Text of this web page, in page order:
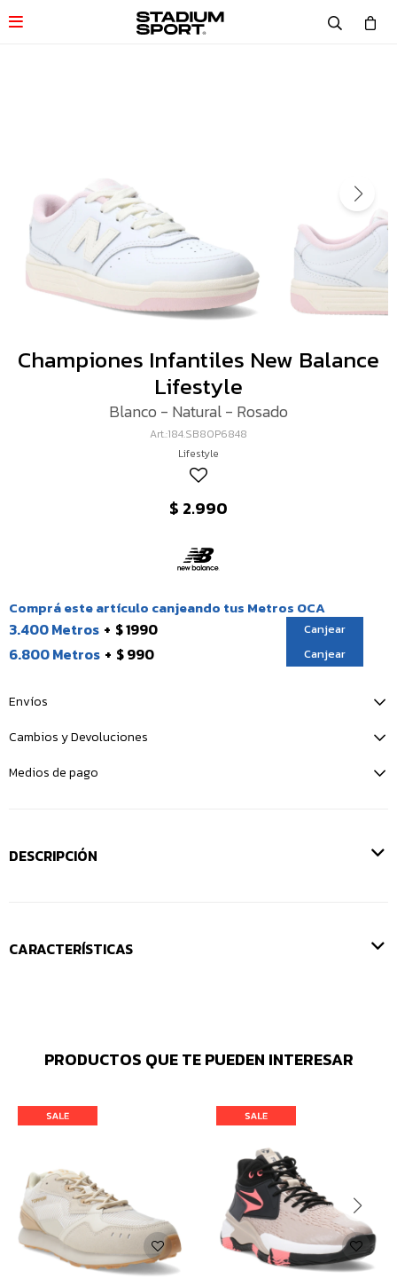

Championes Infantiles New Balance
Lifestyle
Blanco - Natural - Rosado
184.SB80P6848
Lifestyle
$ 2.990
Comprá este artículo canjeando tus Metros OCA
3.400 Metros $ 1990 Canjear
6.800 Metros $ 990 Canjear
Envíos
Cambios y Devoluciones
Medios de pago
DESCRIPCIÓN
CARACTERÍSTICAS
PRODUCTOS QUE TE PUEDEN INTERESAR